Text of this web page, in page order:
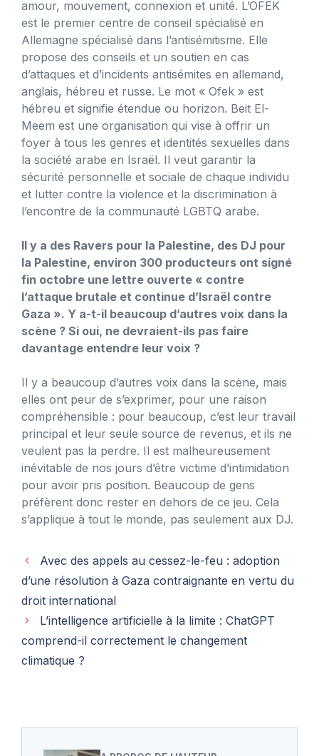
amour, mouvement, connexion et unité. L’OFEK
est le premier centre de conseil spécialisé en
Allemagne spécialisé dans l’antisémitisme. Elle
propose des conseils et un soutien en cas
d’attaques et d’incidents antisémites en allemand,
anglais, hébreu et russe. Le mot « Ofek » est
hébreu et signifie étendue ou horizon. Beit El-
Meem est une organisation qui vise à offrir un
foyer à tous les genres et identités sexuelles dans
la société arabe en Israël. Il veut garantir la
sécurité personnelle et sociale de chaque individu
et lutter contre la violence et la discrimination à
l’encontre de la communauté LGBTQ arabe.
Il y a des Ravers pour la Palestine, des DJ pour
la Palestine, environ 300 producteurs ont signé
fin octobre une lettre ouverte « contre
l’attaque brutale et continue d’Israël contre
Gaza ». Y a-t-il beaucoup d’autres voix dans la
scène ? Si oui, ne devraient-ils pas faire
davantage entendre leur voix ?
Il y a beaucoup d’autres voix dans la scène, mais
elles ont peur de s’exprimer, pour une raison
compréhensible : pour beaucoup, c’est leur travail
principal et leur seule source de revenus, et ils ne
veulent pas la perdre. Il est malheureusement
inévitable de nos jours d’être victime d’intimidation
pour avoir pris position. Beaucoup de gens
préfèrent donc rester en dehors de ce jeu. Cela
s’applique à tout le monde, pas seulement aux DJ.
Avec des appels au cessez-le-feu : adoption
d’une résolution à Gaza contraignante en vertu du
droit international
L’intelligence artificielle à la limite : ChatGPT
comprend-il correctement le changement
climatique ?